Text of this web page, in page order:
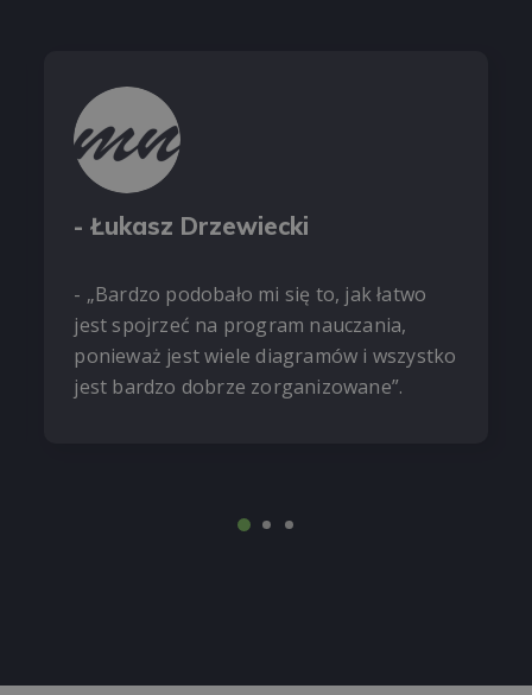
- Łukasz Drzewiecki
- „Bardzo podobało mi się to, jak łatwo
jest spojrzeć na program nauczania,
ponieważ jest wiele diagramów i wszystko
jest bardzo dobrze zorganizowane”.